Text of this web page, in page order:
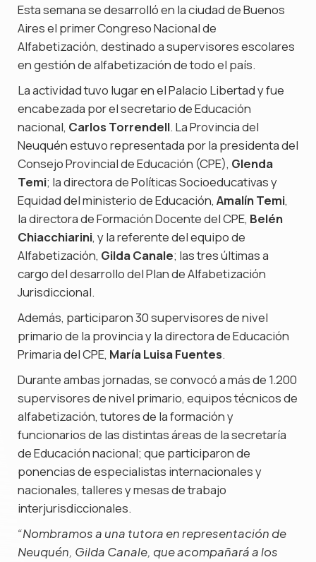
Esta semana se desarrolló en la ciudad de Buenos
Aires el primer Congreso Nacional de
Alfabetización, destinado a supervisores escolares
en gestión de alfabetización de todo el país.
La actividad tuvo lugar en el Palacio Libertad y fue
encabezada por el secretario de Educación
nacional, Carlos Torrendell. La Provincia del
Neuquén estuvo representada por la presidenta del
Consejo Provincial de Educación (CPE), Glenda
Temi; la directora de Políticas Socioeducativas y
Equidad del ministerio de Educación, Amalín Temi,
la directora de Formación Docente del CPE, Belén
Chiacchiarini, y la referente del equipo de
Alfabetización, Gilda Canale; las tres últimas a
cargo del desarrollo del Plan de Alfabetización
Jurisdiccional.
Además, participaron 30 supervisores de nivel
primario de la provincia y la directora de Educación
Primaria del CPE, María Luisa Fuentes.
Durante ambas jornadas, se convocó a más de 1.200
supervisores de nivel primario, equipos técnicos de
alfabetización, tutores de la formación y
funcionarios de las distintas áreas de la secretaría
de Educación nacional; que participaron de
ponencias de especialistas internacionales y
nacionales, talleres y mesas de trabajo
interjurisdiccionales.
“Nombramos a una tutora en representación de
Neuquén, Gilda Canale, que acompañará a los